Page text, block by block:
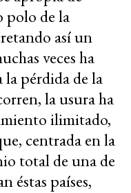
polo de la
así un
veces ha
pérdida de la
la usura ha
ilimitado,
centrada en la
total de una de
éstas países,